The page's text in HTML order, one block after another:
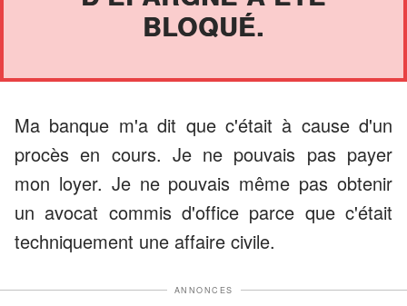
BLOQUÉ.
Ma banque m'a dit que c'était à cause d'un
procès en cours. Je ne pouvais pas payer
mon loyer. Je ne pouvais même pas obtenir
un avocat commis d'office parce que c'était
techniquement une affaire civile.
ANNONCES